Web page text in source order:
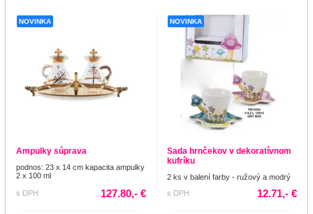
NOVINKA
Ampulky súprava
podnos: 23 x 14 cm kapacita ampulky
2 x 100 ml
s DPH 127.80,- €
NOVINKA
Sada hrnčekov v dekoratívnom
kufríku
2 ks v balení farby - ružový a modrý
s DPH
12.71,- €